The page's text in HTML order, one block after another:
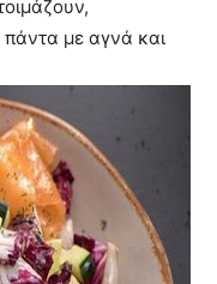
πάντα με αγνά και